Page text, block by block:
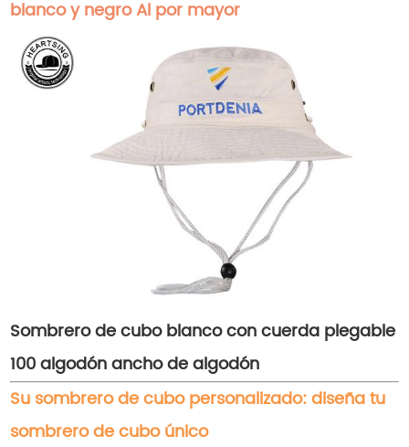
blanco y negro Al por mayor
Sombrero de cubo blanco con cuerda plegable
100 algodón ancho de algodón
Su sombrero de cubo personalizado: diseña tu
sombrero de cubo único